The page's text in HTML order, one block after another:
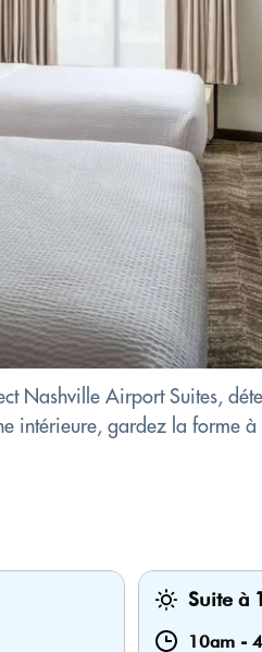
Nashville Airport Suites,
intérieure, gardez la forme
Suite à
10am -